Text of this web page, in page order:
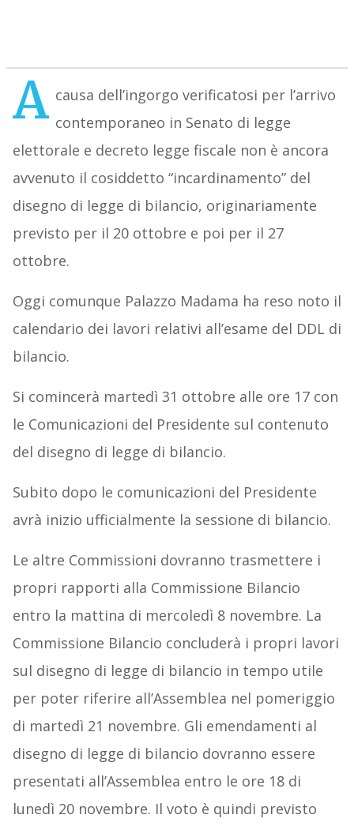
A causa dell’ingorgo verificatosi per l’arrivo
contemporaneo in Senato di legge
elettorale e decreto legge fiscale non è ancora
avvenuto il cosiddetto “incardinamento” del
disegno di legge di bilancio, originariamente
previsto per il 20 ottobre e poi per il 27
ottobre.
Oggi comunque Palazzo Madama ha reso noto il
calendario dei lavori relativi all’esame del DDL di
bilancio.
Si comincerà martedì 31 ottobre alle ore 17 con
le Comunicazioni del Presidente sul contenuto
del disegno di legge di bilancio.
Subito dopo le comunicazioni del Presidente
avrà inizio ufficialmente la sessione di bilancio.
Le altre Commissioni dovranno trasmettere i
propri rapporti alla Commissione Bilancio
entro la mattina di mercoledì 8 novembre. La
Commissione Bilancio concluderà i propri lavori
sul disegno di legge di bilancio in tempo utile
per poter riferire all’Assemblea nel pomeriggio
di martedì 21 novembre. Gli emendamenti al
disegno di legge di bilancio dovranno essere
presentati all’Assemblea entro le ore 18 di
lunedì 20 novembre. Il voto è quindi previsto